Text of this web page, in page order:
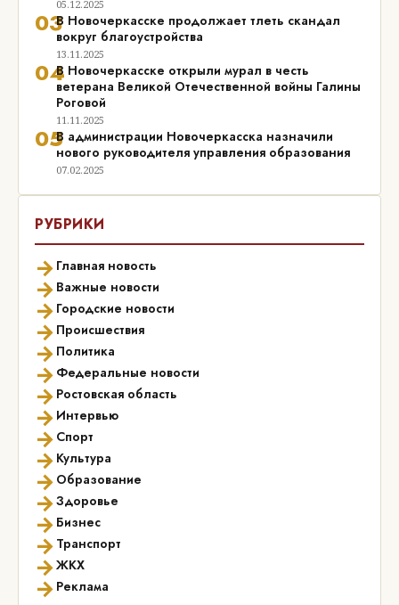
05.12.2025
03В Новочеркасске продолжает тлеть скандал
вокруг благоустройства
13.11.2025
04В Новочеркасске открыли мурал в честь
ветерана Великой Отечественной войны Галины
Роговой
11.11.2025
05В администрации Новочеркасска назначили
нового руководителя управления образования
07.02.2025
РУБРИКИ
→ Главная новость
→ Важные новости
→ Городские новости
→ Происшествия
→ Политика
→ Федеральные новости
→ Ростовская область
→ Интервью
→ Спорт
→ Культура
→ Образование
→Здоровье
→ Бизнес
→ Транспорт
→ЖКХ
→ Реклама